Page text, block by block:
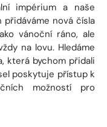
impérium a naše
přidáváme nová čísla
vánoční ráno, ale
na lovu. Hledáme
která bychom přidali
poskytuje přístup k
možností pro